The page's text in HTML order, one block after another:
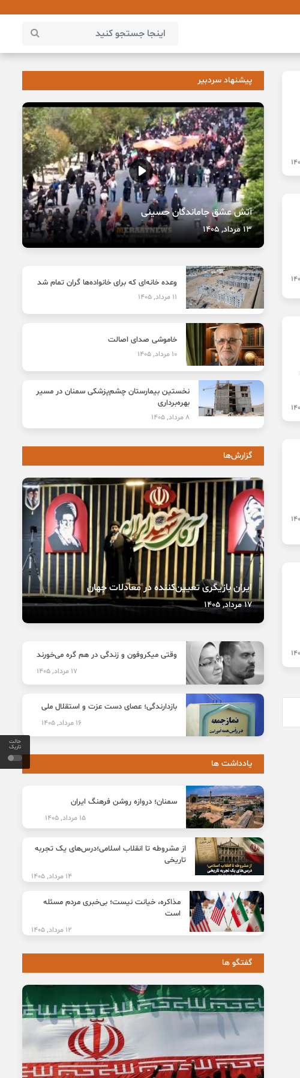
حالت
تاریک
پیشنهاد سردبیر
آتش عشق جاماندگان حسینی
13 مرداد, 1405
وعده خانه‌ای که برای خانواده‌ها گران تمام شد
11 مرداد, 1405
خاموشی صدای اصالت
10 مرداد, 1405
نخستین بیمارستان چشم‌پزشکی سمنان در مسیر
بهره‌برداری
8 مرداد, 1405
گزارش‌ها
ایران بازیگری تعیین‌کننده در معادلات جهان
17 مرداد, 1405
وقتی میکروفون و زندگی در هم گره می‌خورند
17 مرداد, 1405
بازدارندگی؛ عصای دست عزت و استقلال ملی
16 مرداد, 1405
یادداشت ها
سمنان؛ دروازه روشن فرهنگ ایران
15 مرداد, 1405
از مشروطه تا انقلاب اسلامی؛درس‌های یک تجربه
تاریخی
14 مرداد, 1405
مذاکره، خیانت نیست؛ بی‌خبری مردم مسئله
است
12 مرداد, 1405
گفتگو ها